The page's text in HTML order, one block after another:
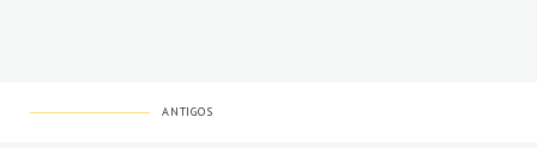
ANTIGOS